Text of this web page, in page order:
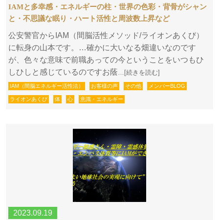
IAMと多幸感・エネルギーの柱・世界の色彩・背骨がシャン
と・不思議な眠り・ハート活性と周波数上昇など
公安警官からIAM（間脳活性メソッド/ライオンあくび）
に転身の山本です。…確かに大いなる畑違いなのです
が、色々な意味で前職あっての今ということをいつもひ
しひしと感じているのですお蔭…[続きを読む]
IAM（間脳エネルギー活性法） お客様の声 その他 メンバーBLOG
ライオンあくび 体 心 意識・エネルギー
2023.09.19